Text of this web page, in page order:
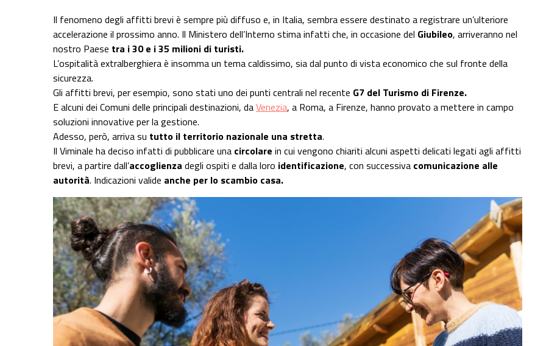
Il fenomeno degli affitti brevi è sempre più diffuso e, in Italia, sembra essere destinato a registrare un’ulteriore
accelerazione il prossimo anno. Il Ministero dell’Interno stima infatti che, in occasione del Giubileo, arriveranno nel
nostro Paese tra i 30 e i 35 milioni di turisti.
L’ospitalità extralberghiera è insomma un tema caldissimo, sia dal punto di vista economico che sul fronte della
sicurezza.
Gli affitti brevi, per esempio, sono stati uno dei punti centrali nel recente G7 del Turismo di Firenze.
E alcuni dei Comuni delle principali destinazioni, daVenezia, a Roma, a Firenze, hanno provato a mettere in campo
soluzioni innovative per la gestione.
Adesso, però, arriva su tutto il territorio nazionale una stretta.
Il Viminale ha deciso infatti di pubblicare una circolare in cui vengono chiariti alcuni aspetti delicati legati agli affitti
brevi, a partire dall’accoglienza degli ospiti e dalla loro identificazione, con successiva comunicazione alle
autorità. Indicazioni valide anche per lo scambio casa.